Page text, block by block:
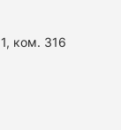
ком. 316